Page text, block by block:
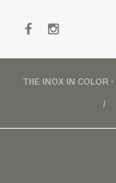
THE INOX IN COLOR